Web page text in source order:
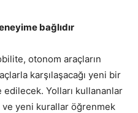
bağlıdır
otonom araçların
karşılaşacağı yeni bir
Yolları kullananlar
ve yeni kurallar öğrenmek